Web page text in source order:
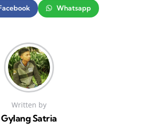
Whatsapp
Written by
Gylang Satria